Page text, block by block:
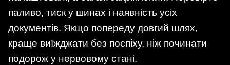
паливо, тиск у шинах і наявність усіх
документів. Якщо попереду довгий шлях,
краще виїжджати без поспіху, ніж починати
подорож у нервовому стані.